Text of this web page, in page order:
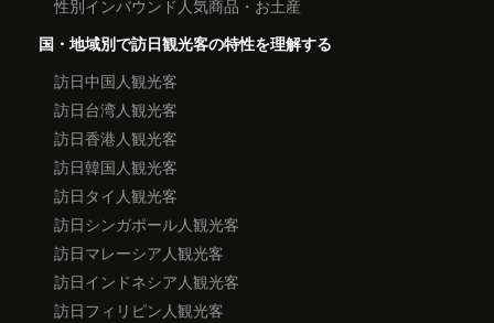
性別インバウンド人気商品・お土産
国・地域別で訪日観光客の特性を理解する
訪日中国人観光客
訪日台湾人観光客
訪日香港人観光客
訪日韓国人観光客
訪日タイ人観光客
訪日シンガポール人観光客
訪日マレーシア人観光客
訪日インドネシア人観光客
訪日フィリピン人観光客